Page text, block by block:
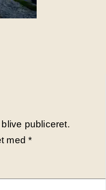
publiceret.
med*